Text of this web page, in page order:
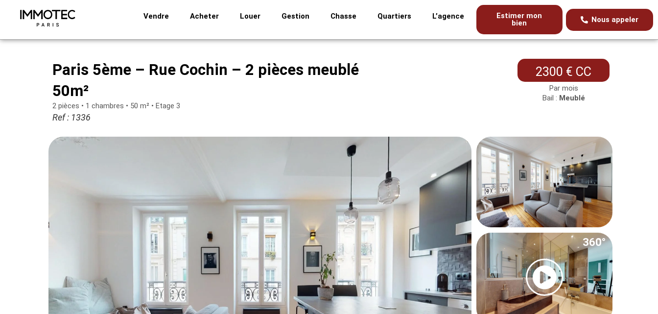
Vendre Acheter Louer Gestion Chasse Quartiers L’agence
Estimer mon
bien
Nous appeler
Paris 5ème – Rue Cochin – 2 pièces meublé
50m²
2 pièces • 1 chambres • 50 m² • Etage 3
Ref : 1336
2300 € CC
Par mois
Bail : Meublé
360°